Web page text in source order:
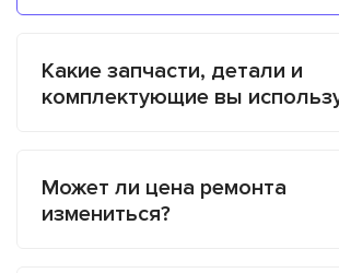
Какие запчасти, детали и
комплектующие вы
Может ли цена ремонта
измениться?